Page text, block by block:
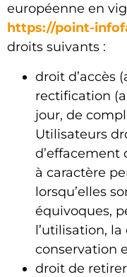
européenne en
https://point-
droits suivants :
droit d’accès
rectification
jour, de
Utilisateurs
d’effacement
à caractère
lorsqu’elles
équivoques,
l’utilisation,
conservation
droit de